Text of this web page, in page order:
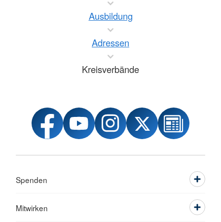
Ausbildung
Adressen
Kreisverbände
Spenden
Mitwirken